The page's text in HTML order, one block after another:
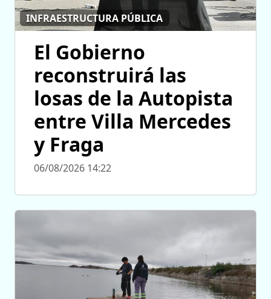
INFRAESTRUCTURA PÚBLICA
El Gobierno
reconstruirá las
losas de la Autopista
entre Villa Mercedes
y Fraga
06/08/2026 14:22